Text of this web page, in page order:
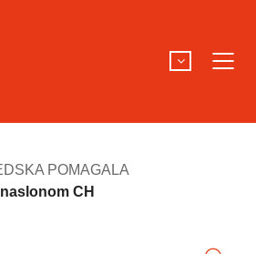
POMAGALA
CH